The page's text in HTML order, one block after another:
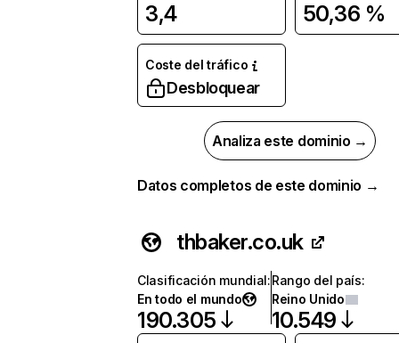
3,4 50,36 %
Coste del tráfico
Desbloquear
Analiza este dominio →
Datos completos de este dominio →
thbaker.co.uk
Clasificación mundial:
En todo el mundo
190.305
Rango del país:
Reino Unido
10.549